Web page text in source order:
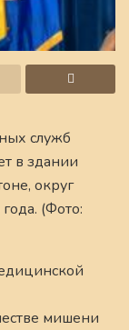
служб
в здании
округ
(Фото:
мишени